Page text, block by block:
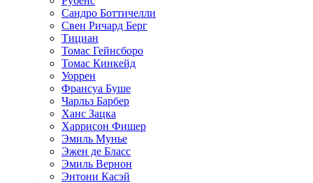
Сандро Боттичелли
Свен Ричард Берг
Тициан
Томас Гейнсборо
Томас Кинкейд
Уоррен
Франсуа Буше
Чарльз Барбер
Ханс Зацка
Харрисон Фишер
Эмиль Мунье
Эжен де Бласс
Эмиль Вернон
Энтони Касэй